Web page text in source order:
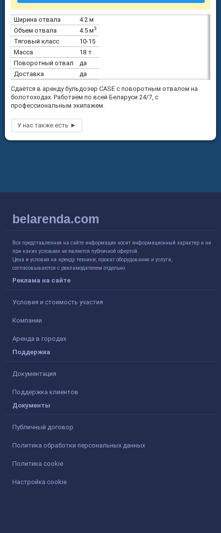
Ширина отвала
4.2 м
Объем отвала
4.5 м3
Тяговый класс
10-15
Масса
18 т
Поворотный отвал
да
Доставка
да
Сдаётся в аренду бульдозер CASE с поворотным отвалом на
болотоходах. Работаем по всей Беларуси 24/7, с
профессиональным экипажем.
belarenda.com
Вся представленная на сайте информация носит информационный характер и ни
при каких условиях не является публичной офертой.
Цена и условия на аренду техники, прокат оборудования и услуги,
согласовываются с рекламодателем отдельно.
Реклама на сайте
Условия и стоимость участия
Компании
Аренда в городах
Поддержка
Документация
Поддержка клиентов
Документы
Публичный договор
Политика обработки персональных данных
Политика cookie
Настройка cookie